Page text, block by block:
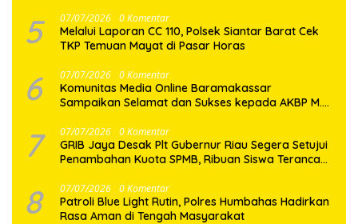
5 07/07/2026 0 Komentar
Melalui Laporan CC 110, Polsek Siantar Barat Cek
TKP Temuan Mayat di Pasar Horas
6 07/07/2026 0 Komentar
Komunitas Media Online Baramakassar
Sampaikan Selamat dan Sukses kepada AKBP M.
7 07/07/2026 0 Komentar
GRIB Jaya Desak Plt Gubernur Riau Segera Setujui
Penambahan Kuota SPMB, Ribuan Siswa Terancam
8 07/07/2026 0 Komentar
Patroli Blue Light Rutin, Polres Humbahas Hadirkan
Rasa Aman di Tengah Masyarakat